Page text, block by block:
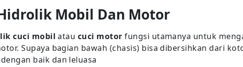
Mobil Dan Motor
cuci mobil atau cuci motor fungsi utamanya untuk
Supaya bagian bawah (chasis) bisa dibersihkan dari
baik dan leluasa